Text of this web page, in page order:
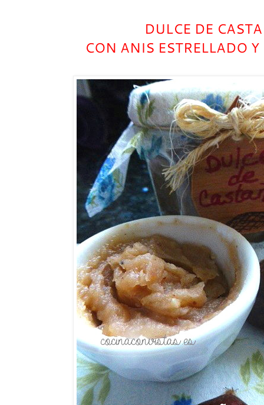
DULCE DE
CON ANIS ESTRELLADO